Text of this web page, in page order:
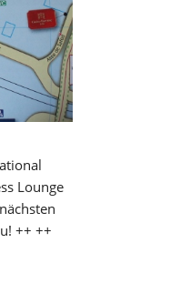
Lounge
++ ++